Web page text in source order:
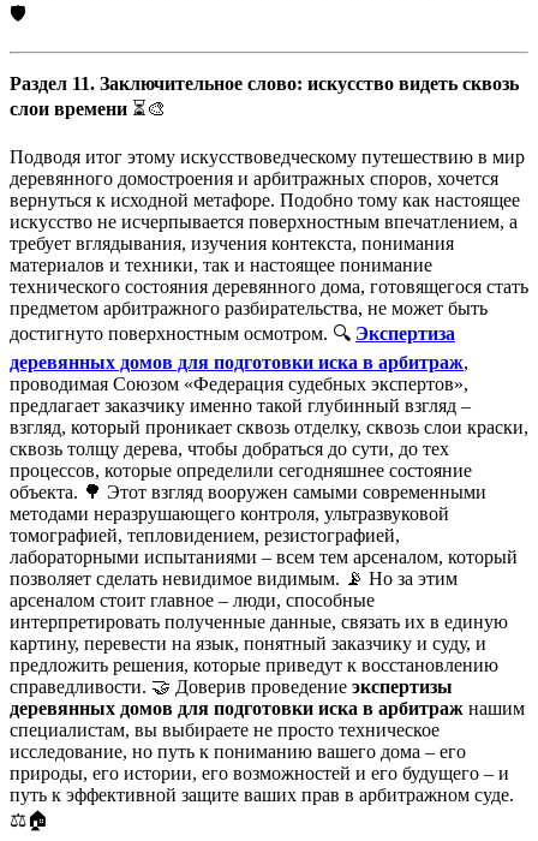
🛡️
Раздел 11. Заключительное слово: искусство видеть сквозь
слои времени ⏳🎨
Подводя итог этому искусствоведческому путешествию в мир
деревянного домостроения и арбитражных споров, хочется
вернуться к исходной метафоре. Подобно тому как настоящее
искусство не исчерпывается поверхностным впечатлением, а
требует вглядывания, изучения контекста, понимания
материалов и техники, так и настоящее понимание
технического состояния деревянного дома, готовящегося стать
предметом арбитражного разбирательства, не может быть
достигнуто поверхностным осмотром. 🔍 Экспертиза
деревянных домов для подготовки иска в арбитраж,
проводимая Союзом «Федерация судебных экспертов»,
предлагает заказчику именно такой глубинный взгляд –
взгляд, который проникает сквозь отделку, сквозь слои краски,
сквозь толщу дерева, чтобы добраться до сути, до тех
процессов, которые определили сегодняшнее состояние
объекта. 🌳 Этот взгляд вооружен самыми современными
методами неразрушающего контроля, ультразвуковой
томографией, тепловидением, резистографией,
лабораторными испытаниями – всем тем арсеналом, который
позволяет сделать невидимое видимым. 📡 Но за этим
арсеналом стоит главное – люди, способные
интерпретировать полученные данные, связать их в единую
картину, перевести на язык, понятный заказчику и суду, и
предложить решения, которые приведут к восстановлению
справедливости. 🤝 Доверив проведение экспертизы
деревянных домов для подготовки иска в арбитраж нашим
специалистам, вы выбираете не просто техническое
исследование, но путь к пониманию вашего дома – его
природы, его истории, его возможностей и его будущего – и
путь к эффективной защите ваших прав в арбитражном суде.
⚖️🏠